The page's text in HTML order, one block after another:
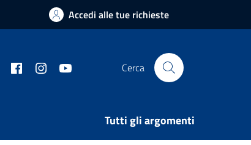
Accedi alle tue richieste
FacebookInstagram Cerca
Tutti gli argomenti